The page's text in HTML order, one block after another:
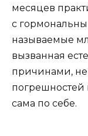
месяцев
с
называемые
вызванная
причинами, не
сама по себе.